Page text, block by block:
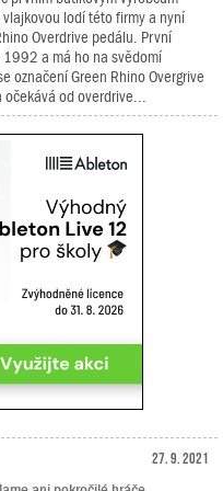
lodí této firmy a nyní
Overdrive pedálu. První
1992 a má ho na svědomí
označení Green Rhino Overgrive
očekává od overdrive...
27. 9. 2021